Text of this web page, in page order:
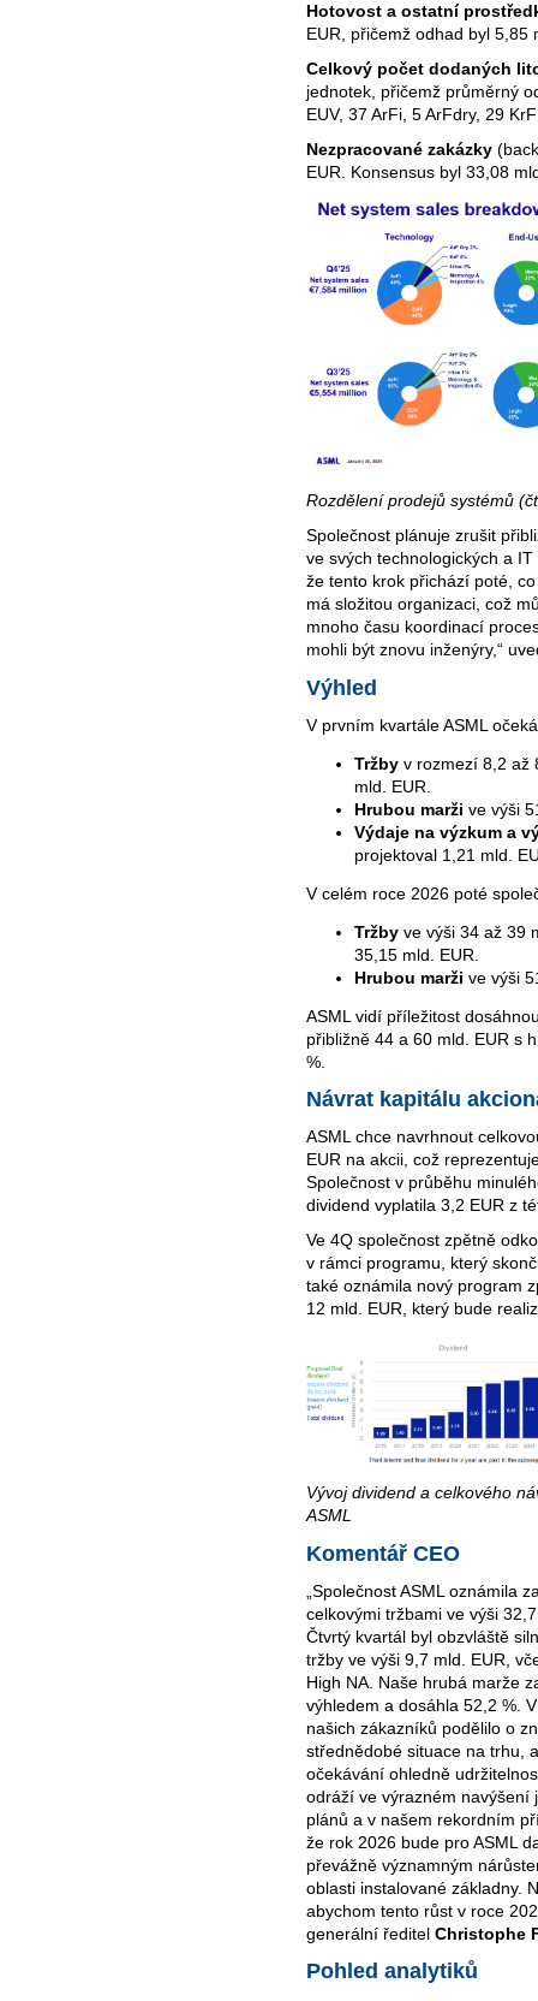
Hotovost a ostatní
EUR, přičemž odhad byl 5,85
Celkový počet dodaných
jednotek, přičemž průměrný
EUV, 37 ArFi, 5 ArFdry, 29
Nezpracované zakázky
EUR. Konsensus byl 33,08
Rozdělení prodejů systémů
Společnost plánuje zrušit
ve svých technologických a
že tento krok přichází poté,
má složitou organizaci, což
mnoho času koordinací
mohli být znovu inženýry,“
Výhled
V prvním kvartále ASML
Tržby v rozmezí 8,2 až
mld. EUR.
Hrubou marži ve výši
Výdaje na výzkum a
projektoval 1,21 mld.
V celém roce 2026 poté
Tržby ve výši 34 až 39
35,15 mld. EUR.
Hrubou marži ve výši
ASML vidí příležitost
přibližně 44 a 60 mld. EUR s
%.
Návrat kapitálu
ASML chce navrhnout
EUR na akcii, což
Společnost v průběhu
dividend vyplatila 3,2 EUR z
Ve 4Q společnost zpětně
v rámci programu, který
také oznámila nový program
12 mld. EUR, který bude
Vývoj dividend a celkového
ASML
Komentář CEO
„Společnost ASML oznámila
celkovými tržbami ve výši
Čtvrtý kvartál byl obzvláště
tržby ve výši 9,7 mld. EUR,
High NA. Naše hrubá marže
výhledem a dosáhla 52,2 %.
našich zákazníků podělilo o
střednědobé situace na trhu,
očekávání ohledně
odráží ve výrazném navýšení
plánů a v našem rekordním
že rok 2026 bude pro ASML
převážně významným
oblasti instalované základny.
abychom tento růst v roce
generální ředitel Christophe
Pohled analytiků